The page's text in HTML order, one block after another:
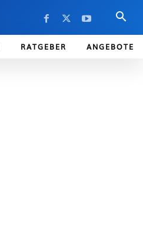
RATGEBER ANGEBOTE